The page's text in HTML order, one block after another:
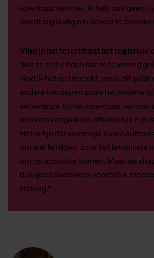
openbaar vervoer. Ik heb ook geen
wordt erg lastig om school te
Vind je het terecht dat het regionale
‘’Als ze zelf vinden dat ze te weinig
vind ik het wel terecht, maar dit geldt
andere beroepen zoals het
vervelende bij het openbaar vervoer
mensen aangaat die afhankelijk zijn
Het is fijn dat sommige
om wel te rijden, zo is het tenminste
om op school te komen. Maar als
dus goed nadenken voordat ik
staking.’’